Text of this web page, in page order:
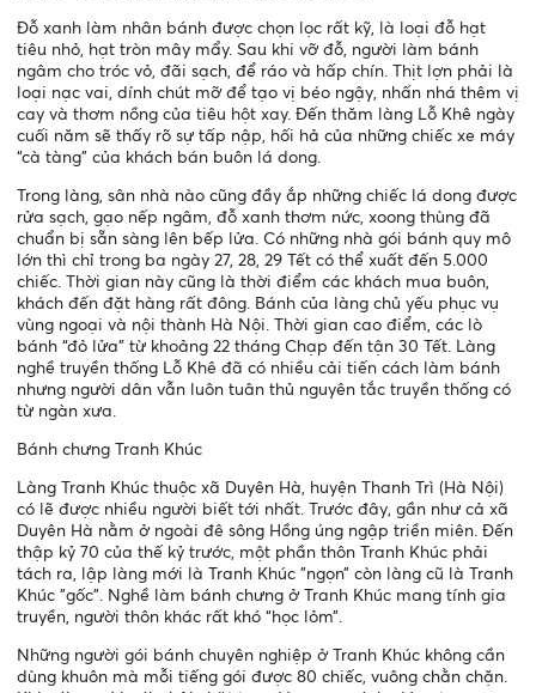
Đỗ xanh làm nhân bánh được chọn lọc rất kỹ, là loại đỗ hạt
tiêu nhỏ, hạt tròn mây mẩy. Sau khi vỡ đỗ, người làm bánh
ngâm cho tróc vỏ, đãi sạch, để ráo và hấp chín. Thịt lợn phải là
loại nạc vai, dính chút mỡ để tạo vị béo ngậy, nhấn nhá thêm vị
cay và thơm nồng của tiêu hột xay. Đến thăm làng Lỗ Khê ngày
cuối năm sẽ thấy rõ sự tấp nập, hối hả của những chiếc xe máy
“cà tàng” của khách bán buôn lá dong.
Trong làng, sân nhà nào cũng đầy ắp những chiếc lá dong được
rửa sạch, gạo nếp ngâm, đỗ xanh thơm nức, xoong thùng đã
chuẩn bị sẵn sàng lên bếp lửa. Có những nhà gói bánh quy mô
lớn thì chỉ trong ba ngày 27, 28, 29 Tết có thể xuất đến 5.000
chiếc. Thời gian này cũng là thời điểm các khách mua buôn,
khách đến đặt hàng rất đông. Bánh của làng chủ yếu phục vụ
vùng ngoại và nội thành Hà Nội. Thời gian cao điểm, các lò
bánh “đỏ lửa” từ khoảng 22 tháng Chạp đến tận 30 Tết. Làng
nghề truyền thống Lỗ Khê đã có nhiều cải tiến cách làm bánh
nhưng người dân vẫn luôn tuân thủ nguyên tắc truyền thống có
từ ngàn xưa.
Bánh chưng Tranh Khúc
Làng Tranh Khúc thuộc xã Duyên Hà, huyện Thanh Trì (Hà Nội)
có lẽ được nhiều người biết tới nhất. Trước đây, gần như cả xã
Duyên Hà nằm ở ngoài đê sông Hồng úng ngập triền miên. Đến
thập kỷ 70 của thế kỷ trước, một phần thôn Tranh Khúc phải
tách ra, lập làng mới là Tranh Khúc ”ngọn” còn làng cũ là Tranh
Khúc ”gốc”. Nghề làm bánh chưng ở Tranh Khúc mang tính gia
truyền, người thôn khác rất khó “học lỏm”.
Những người gói bánh chuyên nghiệp ở Tranh Khúc không cần
dùng khuôn mà mỗi tiếng gói được 80 chiếc, vuông chằn chặn.